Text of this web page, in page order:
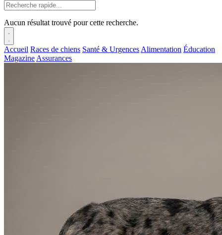
Aucun résultat trouvé pour cette recherche.
Accueil Races de chiens Santé & Urgences Alimentation Éducation
Magazine Assurances